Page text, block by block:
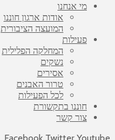
מי אנחנו
אודות ארגון חוננו
המועצה הציבורית
פעילות
המחלקה הפלילית
נשקים
אסירים
טרור האבנים
לכל הפעילות
חוננו בתקשורת
צור קשר